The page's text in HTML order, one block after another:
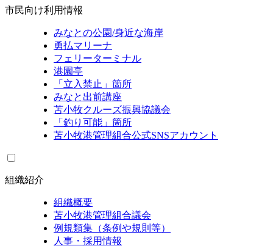
市民向け利用情報
みなとの公園/身近な海岸
勇払マリーナ
フェリーターミナル
港園亭
「立入禁止」箇所
みなと出前講座
苫小牧クルーズ振興協議会
「釣り可能」箇所
苫小牧港管理組合公式SNSアカウント
組織紹介
組織概要
苫小牧港管理組合議会
例規類集（条例や規則等）
人事・採用情報